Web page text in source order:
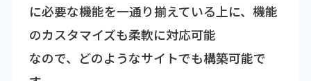
に必要な機能を一通り揃えている上に、機能
のカスタマイズも柔軟に対応可能
なので、どのようなサイトでも構築可能で